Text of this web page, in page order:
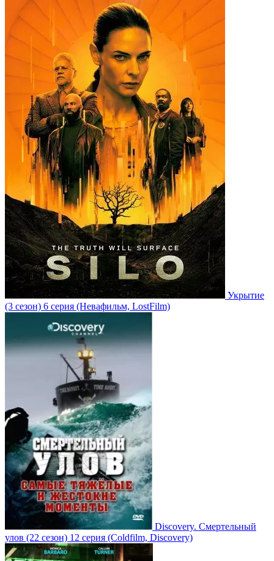
Укрытие
(3 сезон) 6 серия (Невафильм, LostFilm)
Discovery. Смертельный
улов (22 сезон) 12 серия (Coldfilm, Discovery)